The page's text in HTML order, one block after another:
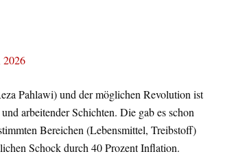
2026
Pahlawi) und der möglichen Revolution ist
arbeitender Schichten. Die gab es schon
Bereichen (Lebensmittel, Treibstoff)
Schock durch 40 Prozent Inflation.